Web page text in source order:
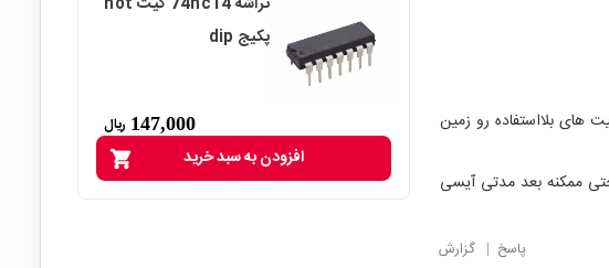
های بلااستفاده رو زمین
ممکنه بعد مدتی آیسی
پاسخ | گزارش
پکیج dip
147,000 ریال
shopping_cart افزودن به سبد خرید